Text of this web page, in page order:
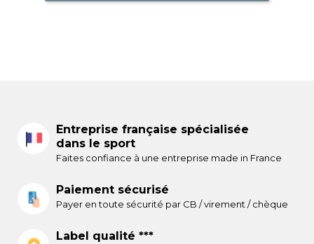
Entreprise française spécialisée
dans le sport
Faites confiance à une entreprise made in France
Paiement sécurisé
Payer en toute sécurité par CB / virement / chèque
Label qualité ***